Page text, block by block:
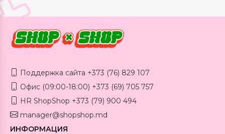
Поддержка сайта +373 (76) 829 107
Офис (09:00-18:00) +373 (69) 705 757
HR ShopShop +373 (79) 900 494
manager@shopshop.md
ИНФОРМАЦИЯ